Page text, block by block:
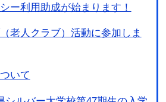
ー利用助成が始まります！
老人クラブ）活動に参加しま
いて